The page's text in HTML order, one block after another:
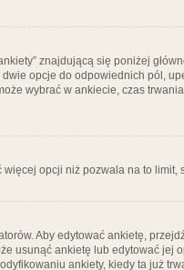
znajdującą się poniżej
opcje do odpowiednich pól,
wybrać w ankiecie, czas
opcji niż pozwala na to limit,
Aby edytować ankietę,
usunąć ankietę lub edytować jej
ankiety, kiedy ta już